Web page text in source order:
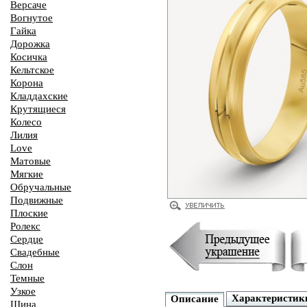
Версаче
Вогнутое
Гайка
Дорожка
Косичка
Кельтское
Корона
Кладдахские
Крутящиеся
Колесо
Лилия
Love
Матовые
Мягкие
Обручальные
Подвижные
Плоские
Ролекс
Сердце
Свадебные
Слон
Темные
Узкое
Шина
Описание